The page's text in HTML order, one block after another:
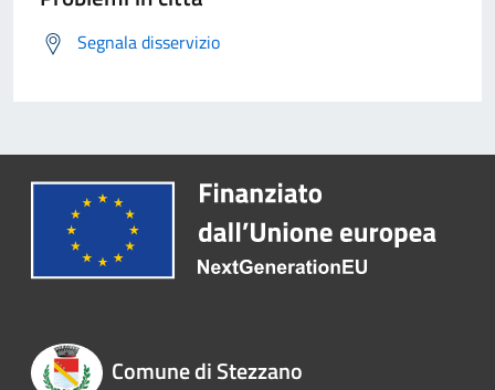
Segnala disservizio
Comune di Stezzano